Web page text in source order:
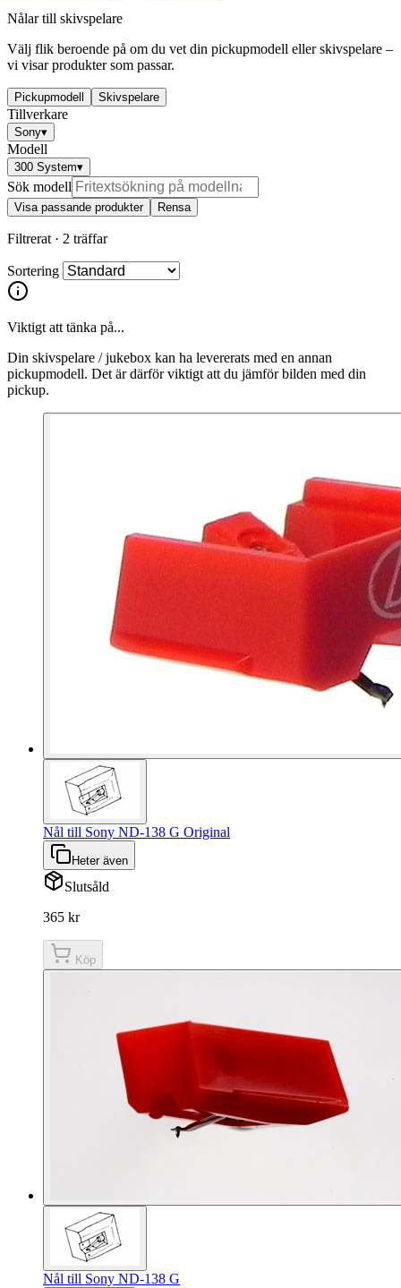
Nålar till skivspelare
Välj flik beroende på om du vet din pickupmodell eller skivspelare –
vi visar produkter som passar.
Pickupmodell Skivspelare
Tillverkare
Sony▾
Modell
300 System▾
Sök modell
Visa passande produkter Rensa
Filtrerat · 2 träffar
Sortering
Viktigt att tänka på...
Din skivspelare / jukebox kan ha levererats med en annan
pickupmodell. Det är därför viktigt att du jämför bilden med din
pickup.
Nål till Sony ND-138 G Original
Heter även
Slutsåld
365 kr
Köp
Nål till Sony ND-138 G